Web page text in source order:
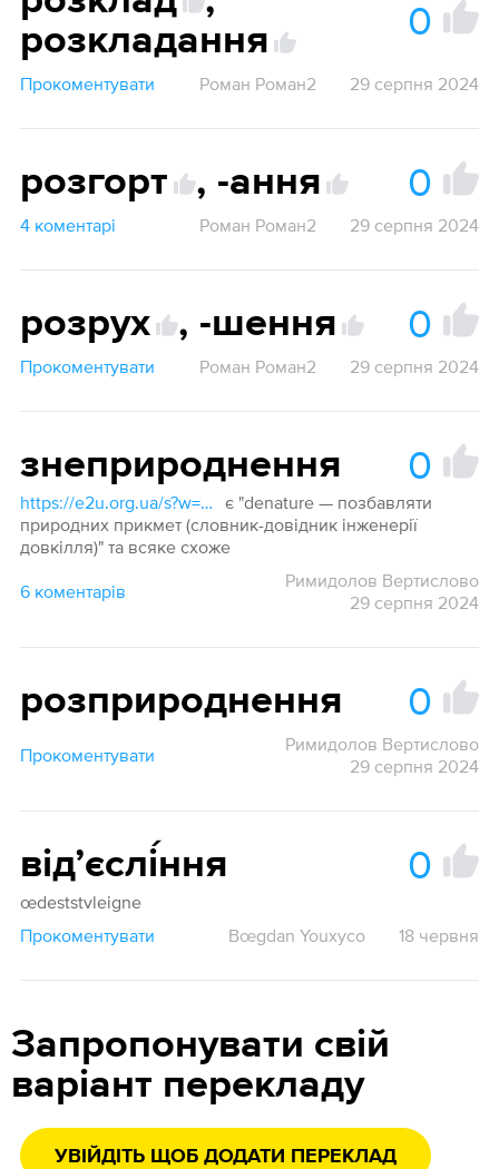
розкладання
0
Прокоментувати Роман Роман2 29 серпня 2024
розгорт , -ання 0
4 коментарі Роман Роман2 29 серпня 2024
розрух , -шення 0
Прокоментувати Роман Роман2 29 серпня 2024
знеприроднення 0
https://e2u.org.ua/s?w=Denatur*&dicts=all&highlight=on&filter_lines=on
є "denature — позбавляти
природних прикмет (словник-довідник інженерії
довкілля)" та всяке схоже
6 коментарів
Римидолов Вертислово
29 серпня 2024
розприроднення 0
Прокоментувати
Римидолов Вертислово
29 серпня 2024
відʼєслі́ння 0
œdeststvleigne
Прокоментувати
Bœgdan Youxyco 18 червня
Запропонувати свій
варіант перекладу
УВІЙДІТЬ ЩОБ ДОДАТИ ПЕРЕКЛАД